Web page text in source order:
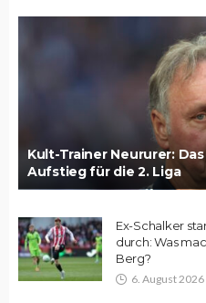
Kult-Trainer Neururer:
Aufstieg für die 2. Liga
Ex-Schalker
durch: Was
Berg?
6. August 2026